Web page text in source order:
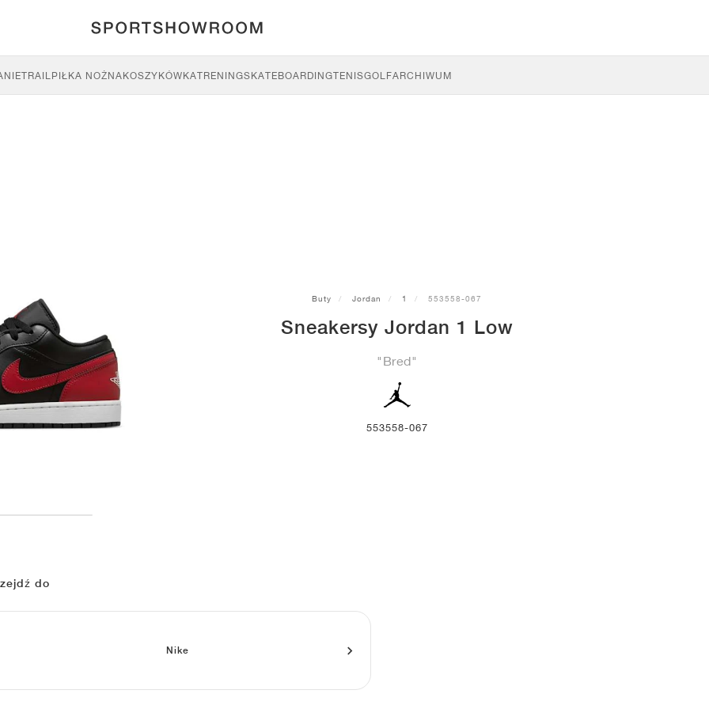
TRAILPIŁKA NOŻNAKOSZYKÓWKATRENINGSKATEBOARDINGTENISGOLFARCHIWUM
Buty Jordan 1 553558-067
Sneakersy Jordan 1 Low
"Bred"
553558-067
do
Nike